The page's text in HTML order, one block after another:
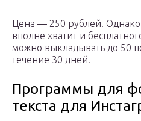
Цена — 250 рублей.
вполне хватит и
можно выкладывать до 50
течение 30 дней.
Программы для
текста для